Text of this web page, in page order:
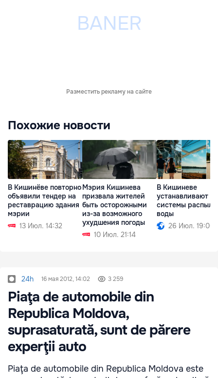
Разместить рекламу на сайте
Похожие новости
В Кишинёве повторно
объявили тендер на
реставрацию здания
мэрии
13 Июл. 14:32
Мэрия Кишинева
призвала жителей
быть осторожными
из-за возможного
ухудшения погоды
10 Июл. 21:14
В Кишиневе
устанавливают
системы
воды
26 Июл. 19:00
24h 16 мая 2012, 14:02 3 259
Piaţa de automobile din
Republica Moldova,
suprasaturată, sunt de părere
experţii auto
Piaţa de automobile din Republica Moldova este